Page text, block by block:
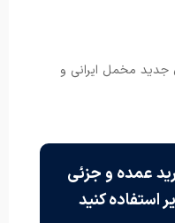
جدید مخمل ایرانی و
عمده و جزئی
استفاده کنید